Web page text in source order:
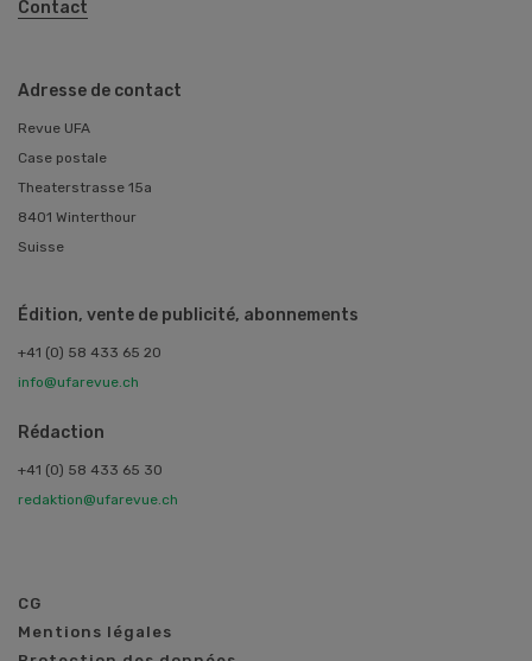
Contact
Adresse de contact
Revue UFA
Case postale
Theaterstrasse 15a
8401 Winterthour
Suisse
Édition, vente de publicité, abonnements
+41 (0) 58 433 65 20
info@ufarevue.ch
Rédaction
+41 (0) 58 433 65 30
redaktion@ufarevue.ch
CG
Mentions légales